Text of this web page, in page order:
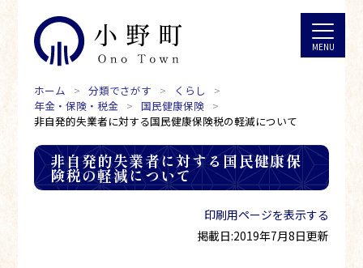
ホーム 分類でさがす
くらし
年金・保険・税金
国民健康保険
非自発的失業者に対する国民健康保険税の軽減について
非自発的失業者に対する国民健康保
険税の軽減について
印刷用ページを表示する
掲載日:2019年7月8日更新